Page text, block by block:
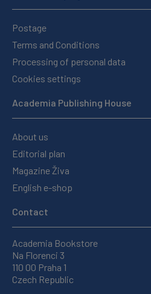
Postage
Terms and Conditions
Processing of personal data
Cookies settings
Academia Publishing House
About us
Editorial plan
Magazine Živa
English e-shop
Contact
Academia Bookstore
Na Florenci 3
110 00 Praha 1
Czech Republic